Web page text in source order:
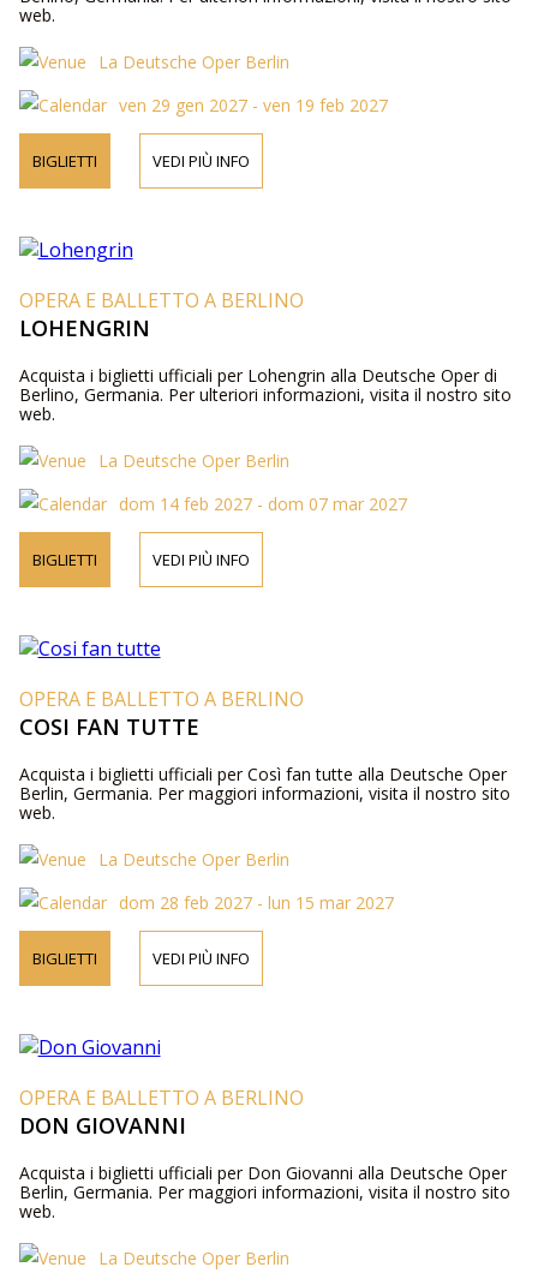
web.
La Deutsche Oper Berlin
ven 29 gen 2027 - ven 19 feb 2027
BIGLIETTI VEDI PIÙ INFO
OPERA E BALLETTO A BERLINO
LOHENGRIN
Acquista i biglietti ufficiali per Lohengrin alla Deutsche Oper di
Berlino, Germania. Per ulteriori informazioni, visita il nostro sito
web.
La Deutsche Oper Berlin
dom 14 feb 2027 - dom 07 mar 2027
BIGLIETTI VEDI PIÙ INFO
OPERA E BALLETTO A BERLINO
COSI FAN TUTTE
Acquista i biglietti ufficiali per Così fan tutte alla Deutsche Oper
Berlin, Germania. Per maggiori informazioni, visita il nostro sito
web.
La Deutsche Oper Berlin
dom 28 feb 2027 - lun 15 mar 2027
BIGLIETTI VEDI PIÙ INFO
OPERA E BALLETTO A BERLINO
DON GIOVANNI
Acquista i biglietti ufficiali per Don Giovanni alla Deutsche Oper
Berlin, Germania. Per maggiori informazioni, visita il nostro sito
web.
La Deutsche Oper Berlin